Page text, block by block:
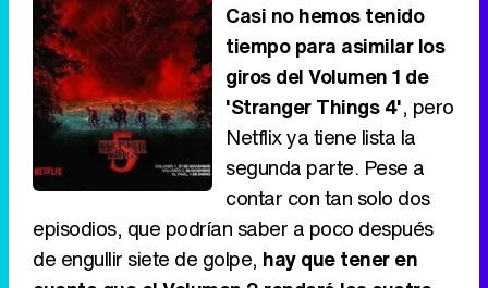
Casi no hemos tenido
tiempo para asimilar los
giros del Volumen 1 de
'Stranger Things 4', pero
Netflix ya tiene lista la
segunda parte. Pese a
contar con tan solo dos
episodios, que podrían saber a poco después
de engullir siete de golpe, hay que tener en